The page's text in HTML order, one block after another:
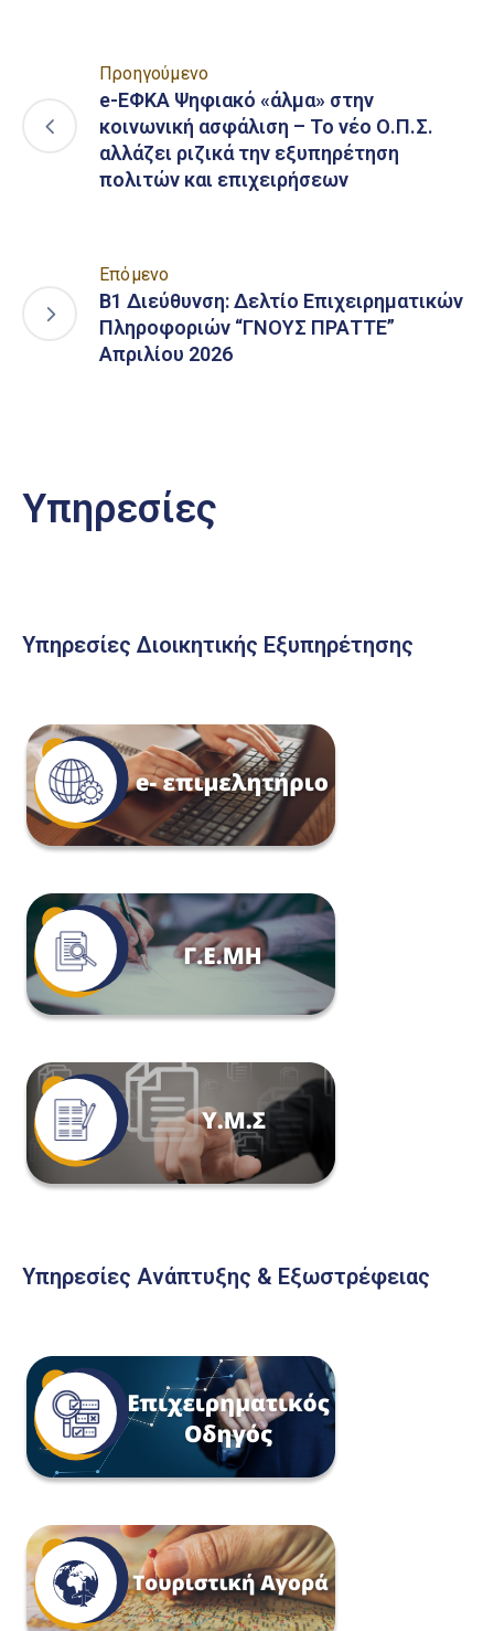
Προηγούμενο
e-ΕΦΚΑ Ψηφιακό «άλμα» στην
κοινωνική ασφάλιση – Το νέο Ο.Π.Σ.
αλλάζει ριζικά την εξυπηρέτηση
πολιτών και επιχειρήσεων
Επόμενο
Β1 Διεύθυνση: Δελτίο Επιχειρηματικών
Πληροφοριών “ΓΝΟΥΣ ΠΡΑΤΤΕ”
Απριλίου 2026
Υπηρεσίες
Υπηρεσίες Διοικητικής Εξυπηρέτησης
Υπηρεσίες Ανάπτυξης & Εξωστρέφειας